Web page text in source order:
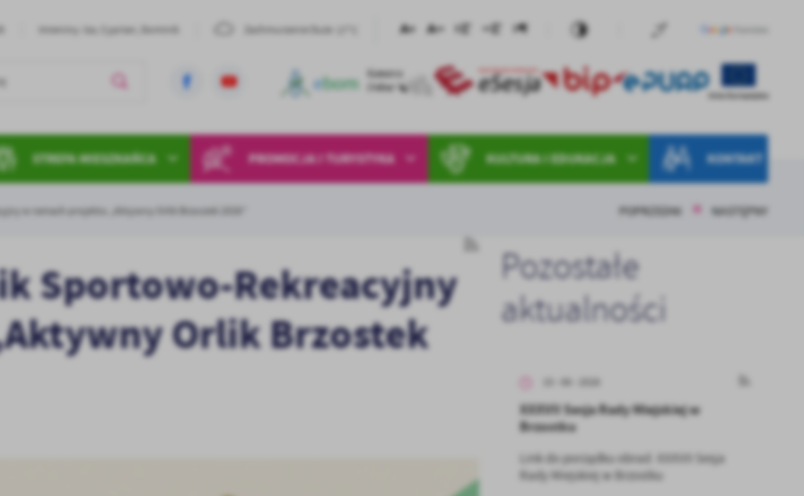
STREFA MIESZKAŃCA PROMOCJA I TURYSTYKA KULTURA I EDUKACJA KONTAKT
w ramach projektu „Aktywny Orlik Brzostek 2026” POPRZEDNI NASTĘPNY
Sportowo-Rekreacyjny
Orlik Brzostek
Pozostałe
aktualności
XXXVII Sesja Rady Miejskiej w
Brzostku
Link do porządku obrad: XXXVII Sesja
Rady Miejskiej w Brzostku